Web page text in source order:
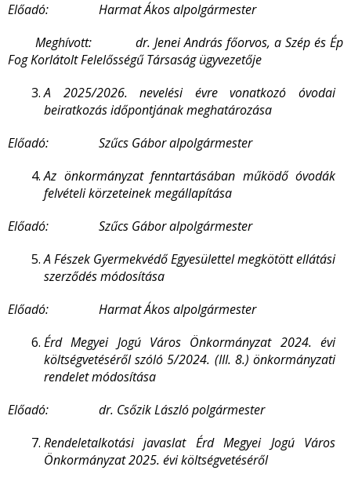
Előadó: Harmat Ákos alpolgármester
Meghívott: dr. Jenei András főorvos, a Szép és Ép
FogKorlátolt Felelősségű Társaságügyvezetője
A 2025/2026. nevelési évre vonatkozó óvodai
beiratkozás időpontjának meghatározása
Előadó: Szűcs Gábor alpolgármester
Az önkormányzat fenntartásában működő óvodák
felvételi körzeteinek megállapítása
Előadó: Szűcs Gábor alpolgármester
A Fészek Gyermekvédő Egyesülettel megkötött ellátási
szerződés módosítása
Előadó: Harmat Ákos alpolgármester
Érd Megyei Jogú Város Önkormányzat 2024. évi
költségvetéséről szóló 5/2024. (III. 8.) önkormányzati
rendelet módosítása
Előadó: dr. Csőzik László polgármester
Rendeletalkotási javaslat Érd Megyei Jogú Város
Önkormányzat 2025. évi költségvetéséről